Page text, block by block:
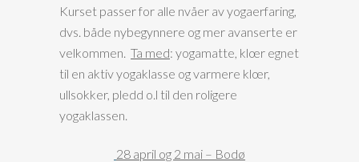
Kurset passer for alle nvåer av yogaerfaring,
dvs. både nybegynnere og mer avanserte er
velkommen. Ta med: yogamatte, klœr egnet
til en aktiv yogaklasse og varmere klœr,
ullsokker, pledd o.l til den roligere
yogaklassen.
28 april og 2 mai – Bodø